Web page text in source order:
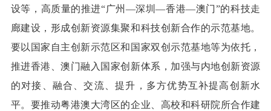
设等，高质量的推进“广州—深圳—香港—澳门”的科技走
廊建设，形成创新资源集聚和科技创新合作的示范基地。
要以国家自主创新示范区和国家双创示范基地等为依托，
推进香港、澳门融入国家创新体系，加强与内地创新资源
的对接、融合、交流、提升，多方优势互补提高创新水
平。要推动粤港澳大湾区的企业、高校和科研院所合作建